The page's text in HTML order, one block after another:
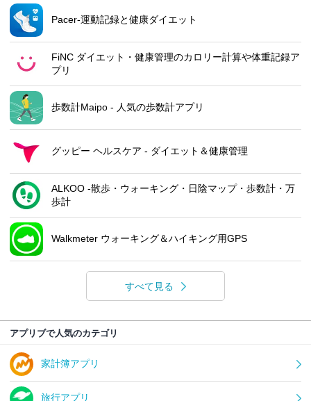
Pacer-運動記録と健康ダイエット
FiNC ダイエット・健康管理のカロリー計算や体重記録ア
プリ
歩数計Maipo - 人気の歩数計アプリ
グッピー ヘルスケア - ダイエット＆健康管理
ALKOO -散歩・ウォーキング・日陰マップ・歩数計・万
歩計
Walkmeter ウォーキング＆ハイキング用GPS
すべて見る
アプリブで人気のカテゴリ
家計簿アプリ
旅行アプリ